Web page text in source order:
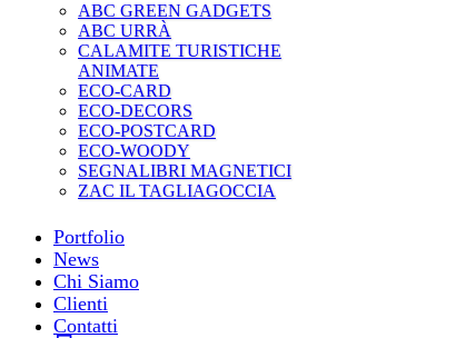
ABC GREEN GADGETS
ABC URRÀ
CALAMITE TURISTICHE
ANIMATE
ECO-CARD
ECO-DECORS
ECO-POSTCARD
ECO-WOODY
SEGNALIBRI MAGNETICI
ZAC IL TAGLIAGOCCIA
Portfolio
News
Chi Siamo
Clienti
Contatti